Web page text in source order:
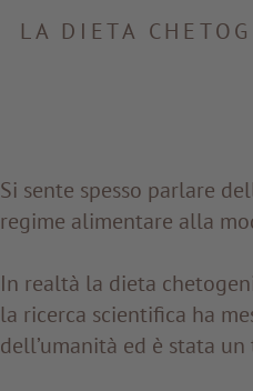
LA DIETA
Si sente spesso parlare
regime alimentare alla
In realtà la dieta
la ricerca scientifica ha
dell’umanità ed è stata